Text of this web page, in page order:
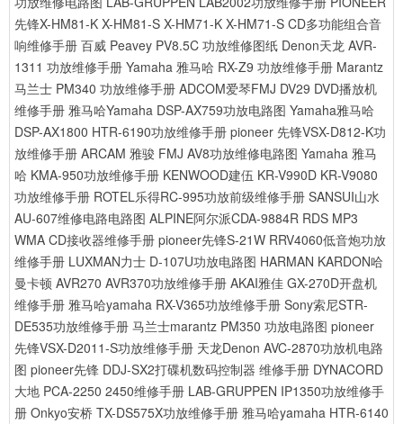
先锋X-HM81-K X-HM81-S X-HM71-K X-HM71-S CD多功能组合音
响维修手册 百威 Peavey PV8.5C 功放维修图纸 Denon天龙 AVR-
1311 功放维修手册 Yamaha 雅马哈 RX-Z9 功放维修手册 Marantz
马兰士 PM340 功放维修手册 ADCOM爱琴FMJ DV29 DVD播放机
维修手册 雅马哈Yamaha DSP-AX759功放电路图 Yamaha雅马哈
DSP-AX1800 HTR-6190功放维修手册 pioneer 先锋VSX-D812-K功
放维修手册 ARCAM 雅骏 FMJ AV8功放维修电路图 Yamaha 雅马
哈 KMA-950功放维修手册 KENWOOD建伍 KR-V990D KR-V9080
功放维修手册 ROTEL乐得RC-995功放前级维修手册 SANSUI山水
AU-607维修电路电路图 ALPINE阿尔派CDA-9884R RDS MP3
WMA CD接收器维修手册 pioneer先锋S-21W RRV4060低音炮功放
维修手册 LUXMAN力士 D-107U功放电路图 HARMAN KARDON哈
曼卡顿 AVR270 AVR370功放维修手册 AKAI雅佳 GX-270D开盘机
维修手册 雅马哈yamaha RX-V365功放维修手册 Sony索尼STR-
DE535功放维修手册 马兰士marantz PM350 功放电路图 pioneer
先锋VSX-D2011-S功放维修手册 天龙Denon AVC-2870功放机电路
图 pioneer先锋 DDJ-SX2打碟机数码控制器 维修手册 DYNACORD
大地 PCA-2250 2450维修手册 LAB-GRUPPEN IP1350功放维修手
册 Onkyo安桥 TX-DS575X功放维修手册 雅马哈yamaha HTR-6140